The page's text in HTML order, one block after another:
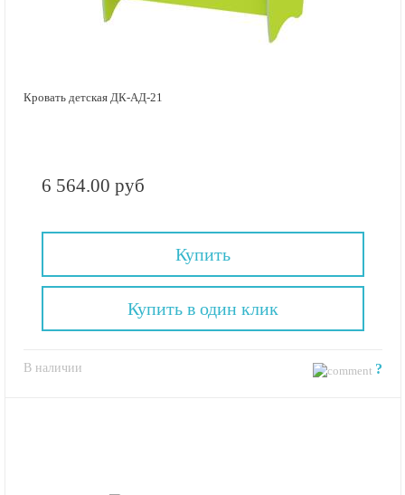
Кровать детская ДК-АД-21
6 564.00 руб
Купить
В наличии ?
Купить в один клик